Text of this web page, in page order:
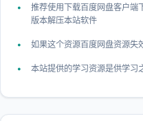
推荐使用下载百度网盘客户端
版本解压本站软件
如果这个资源百度网盘资源
本站提供的学习资源是供学习